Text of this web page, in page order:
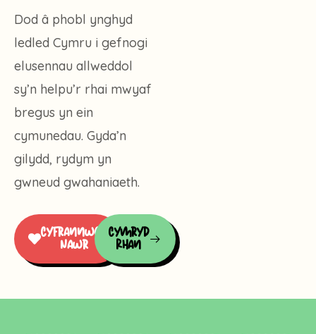
Dod â phobl ynghyd
ledled Cymru i gefnogi
elusennau allweddol
sy’n helpu’r rhai mwyaf
bregus yn ein
cymunedau. Gyda’n
gilydd, rydym yn
gwneud gwahaniaeth.
Cyfrannwch
Nawr
Cymryd
Rhan